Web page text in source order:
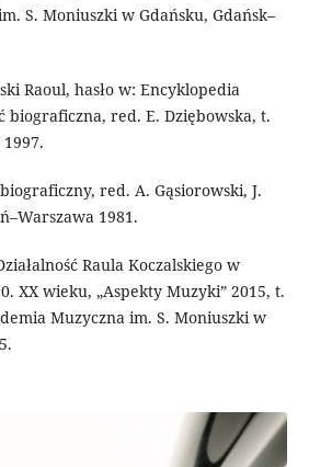
S. Moniuszki w Gdańsku, Gdańsk–
Raoul, hasło w: Encyklopedia
biograficzna, red. E. Dziębowska, t.
red. A. Gąsiorowski, J.
1981.
Raula Koczalskiego w
XX wieku, „Aspekty Muzyki” 2015, t.
Muzyczna im. S. Moniuszki w